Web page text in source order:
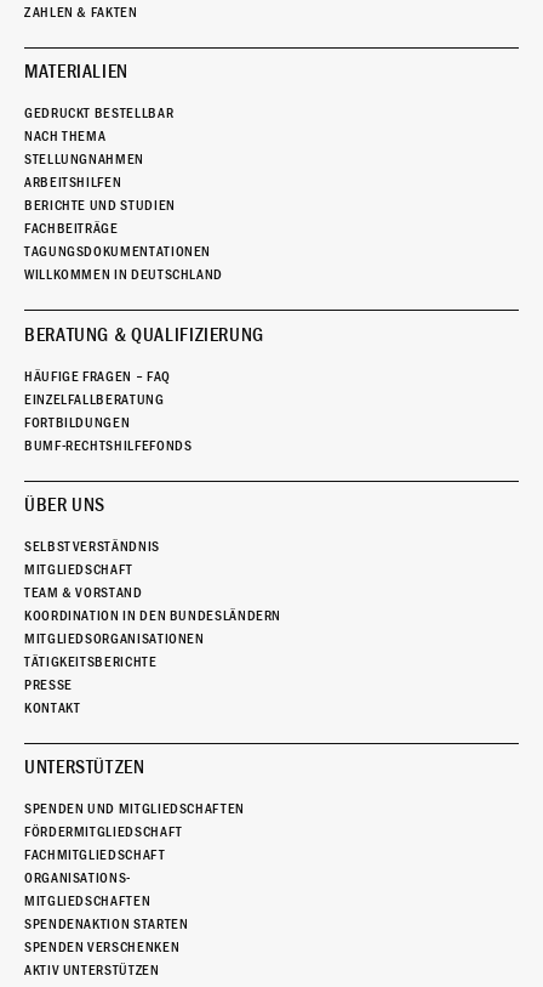
ZAHLEN & FAKTEN
MATERIALIEN
GEDRUCKT BESTELLBAR
NACH THEMA
STELLUNGNAHMEN
ARBEITSHILFEN
BERICHTE UND STUDIEN
FACHBEITRÄGE
TAGUNGSDOKUMENTATIONEN
WILLKOMMEN IN DEUTSCHLAND
BERATUNG & QUALIFIZIERUNG
HÄUFIGE FRAGEN – FAQ
EINZELFALLBERATUNG
FORTBILDUNGEN
BUMF-RECHTSHILFEFONDS
ÜBER UNS
SELBSTVERSTÄNDNIS
MITGLIEDSCHAFT
TEAM & VORSTAND
KOORDINATION IN DEN BUNDESLÄNDERN
MITGLIEDSORGANISATIONEN
TÄTIGKEITSBERICHTE
PRESSE
KONTAKT
UNTERSTÜTZEN
SPENDEN UND MITGLIEDSCHAFTEN
FÖRDERMITGLIEDSCHAFT
FACHMITGLIEDSCHAFT
ORGANISATIONS-
MITGLIEDSCHAFTEN
SPENDENAKTION STARTEN
SPENDEN VERSCHENKEN
AKTIV UNTERSTÜTZEN